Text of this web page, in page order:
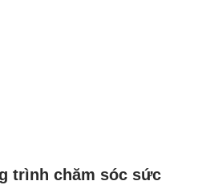
trình chăm sóc sức